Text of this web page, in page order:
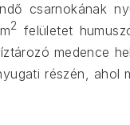
csarnokának
2 felületet
medence
részén, ahol